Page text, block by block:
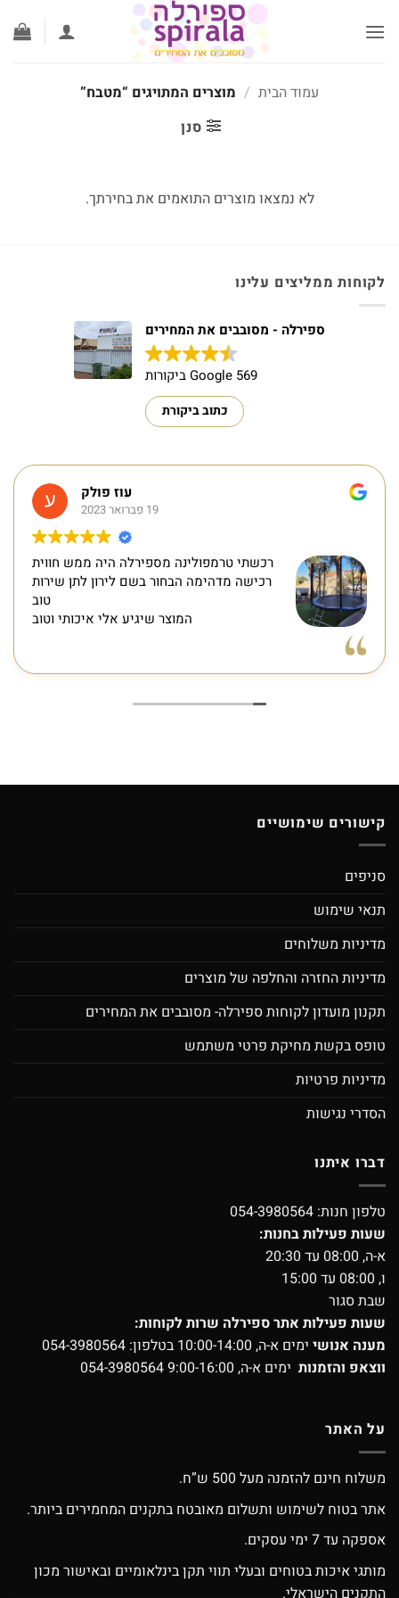
לתוכן
עמוד הבית / מוצרים המתויגים “מטבח”
סנן
לא נמצאו מוצרים התואמים את בחירתך.
לקוחות ממליצים עלינו
ספירלה - מסובבים את המחירים
569 Google ביקורות
כתוב ביקורת
עוז פולק
19 פברואר 2023
רכשתי טרמפולינה מספירלה היה ממש חווית
רכישה מדהימה הבחור בשם לירון לתן שירות
טוב
המוצר שיגיע אלי איכותי וטוב
קישורים שימושיים
סניפים
תנאי שימוש
מדיניות משלוחים
מדיניות החזרה והחלפה של מוצרים
תקנון מועדון לקוחות ספירלה- מסובבים את המחירים
טופס בקשת מחיקת פרטי משתמש
מדיניות פרטיות
הסדרי נגישות
דברו איתנו
טלפון חנות: 054-3980564
שעות פעילות בחנות:
א-ה, 08:00 עד 20:30
ו, 08:00 עד 15:00
שבת סגור
שעות פעילות אתר ספירלה שרות לקוחות:
מענה אנושי ימים א-ה, 10:00-14:00 בטלפון:
054-3980564
ווצאפ והזמנות ימים א-ה, 9:00-16:00 054-3980564
על האתר
משלוח חינם להזמנה מעל 500 ש”ח.
אתר בטוח לשימוש ותשלום מאובטח בתקנים המחמירים ביותר.
אספקה עד 7 ימי עסקים.
מותגי איכות בטוחים ובעלי תווי תקן בינלאומיים ובאישור מכון
התקנים הישראלי.